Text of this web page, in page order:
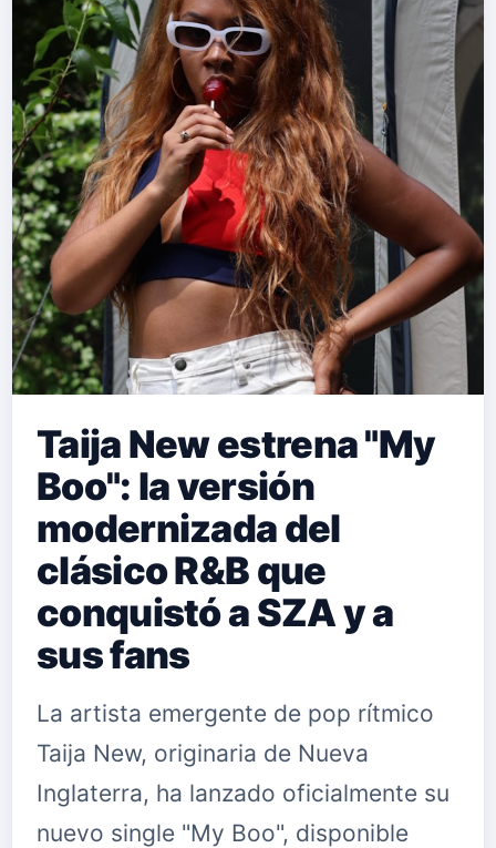
Taija New estrena "My
Boo": la versión
modernizada del
clásico R&B que
conquistó a SZA y a
sus fans
La artista emergente de pop rítmico
Taija New, originaria de Nueva
Inglaterra, ha lanzado oficialmente su
nuevo single "My Boo", disponible